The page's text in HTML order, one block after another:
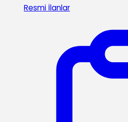
Resmi İlanlar